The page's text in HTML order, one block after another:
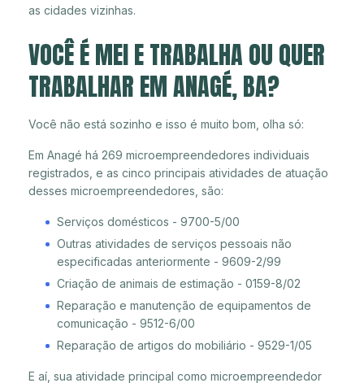
as cidades vizinhas.
VOCÊ É MEI E TRABALHA OU QUER
TRABALHAR EM ANAGÉ, BA?
Você não está sozinho e isso é muito bom, olha só:
Em Anagé há 269 microempreendedores individuais
registrados, e as cinco principais atividades de atuação
desses microempreendedores, são:
Serviços domésticos - 9700-5/00
Outras atividades de serviços pessoais não
especificadas anteriormente - 9609-2/99
Criação de animais de estimação - 0159-8/02
Reparação e manutenção de equipamentos de
comunicação - 9512-6/00
Reparação de artigos do mobiliário - 9529-1/05
E aí, sua atividade principal como microempreendedor